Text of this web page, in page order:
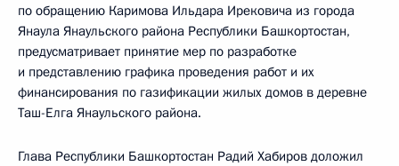
по обращению Каримова Ильдара Ирековича из города
Янаула Янаульского района Республики Башкортостан,
предусматривает принятие мер по разработке
и представлению графика проведения работ и их
финансирования по газификации жилых домов в деревне
Таш-Елга Янаульского района.
Глава Республики Башкортостан Радий Хабиров доложил